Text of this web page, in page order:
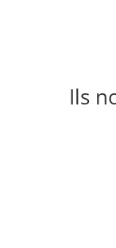
Ils